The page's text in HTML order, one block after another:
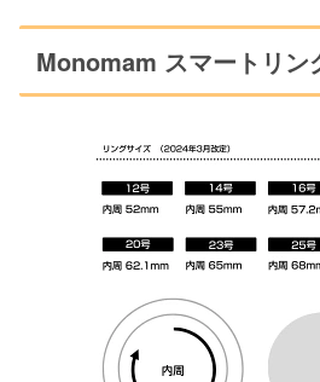
Monomam スマートリン